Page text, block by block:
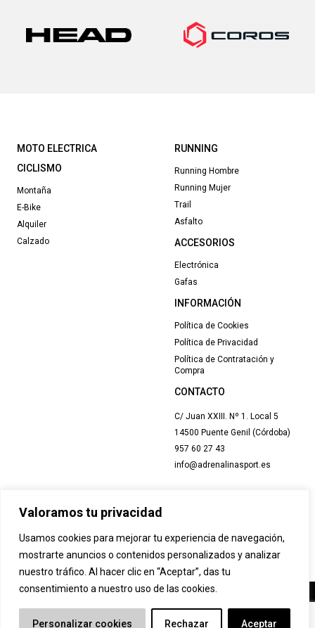
Valoramos tu privacidad
Usamos cookies para mejorar tu experiencia de navegación,
mostrarte anuncios o contenidos personalizados y analizar
nuestro tráfico. Al hacer clic en “Aceptar”, das tu
consentimiento a nuestro uso de las cookies.
Personalizar cookies Rechazar Aceptar
MOTO ELECTRICA
CICLISMO
Montaña
E-Bike
Alquiler
Calzado
RUNNING
Running Hombre
Running Mujer
Trail
Asfalto
ACCESORIOS
Electrónica
Gafas
INFORMACIÓN
Política de Cookies
Política de Privacidad
Política de Contratación y
Compra
CONTACTO
C/ Juan XXIII. Nº 1. Local 5
14500 Puente Genil (Córdoba)
957 60 27 43
info@adrenalinasport.es